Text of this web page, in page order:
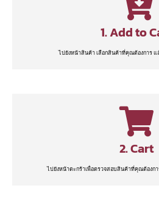
1. Add to
ไปยังหน้าสินค้า เลือกสินค้าที่คุณต้องการ
2. Cart
ไปยังหน้าตะกร้าเพื่อตรวจสอบสินค้าที่คุณต้องก